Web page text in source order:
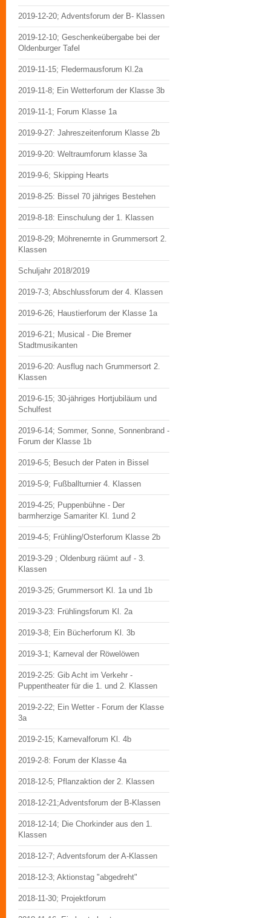
2019-12-20; Adventsforum der B- Klassen
2019-12-10; Geschenkeübergabe bei der
Oldenburger Tafel
2019-11-15; Fledermausforum Kl.2a
2019-11-8; Ein Wetterforum der Klasse 3b
2019-11-1; Forum Klasse 1a
2019-9-27: Jahreszeitenforum Klasse 2b
2019-9-20: Weltraumforum klasse 3a
2019-9-6; Skipping Hearts
2019-8-25: Bissel 70 jähriges Bestehen
2019-8-18: Einschulung der 1. Klassen
2019-8-29; Möhrenernte in Grummersort 2.
Klassen
Schuljahr 2018/2019
2019-7-3; Abschlussforum der 4. Klassen
2019-6-26; Haustierforum der Klasse 1a
2019-6-21; Musical - Die Bremer
Stadtmusikanten
2019-6-20: Ausflug nach Grummersort 2.
Klassen
2019-6-15; 30-jähriges Hortjubiläum und
Schulfest
2019-6-14; Sommer, Sonne, Sonnenbrand -
Forum der Klasse 1b
2019-6-5; Besuch der Paten in Bissel
2019-5-9; Fußballturnier 4. Klassen
2019-4-25; Puppenbühne - Der
barmherzige Samariter Kl. 1und 2
2019-4-5; Frühling/Osterforum Klasse 2b
2019-3-29 ; Oldenburg räümt auf - 3.
Klassen
2019-3-25; Grummersort Kl. 1a und 1b
2019-3-23: Frühlingsforum Kl. 2a
2019-3-8; Ein Bücherforum Kl. 3b
2019-3-1; Karneval der Röwelöwen
2019-2-25: Gib Acht im Verkehr -
Puppentheater für die 1. und 2. Klassen
2019-2-22; Ein Wetter - Forum der Klasse
3a
2019-2-15; Karnevalforum Kl. 4b
2019-2-8: Forum der Klasse 4a
2018-12-5; Pflanzaktion der 2. Klassen
2018-12-21;Adventsforum der B-Klassen
2018-12-14; Die Chorkinder aus den 1.
Klassen
2018-12-7; Adventsforum der A-Klassen
2018-12-3; Aktionstag "abgedreht"
2018-11-30; Projektforum